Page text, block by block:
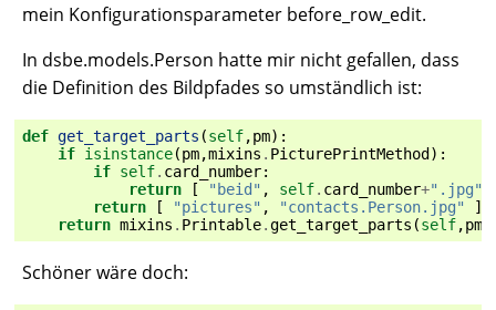
mein Konfigurationsparameter before_row_edit.
In dsbe.models.Person hatte mir nicht gefallen, dass
die Definition des Bildpfades so umständlich ist:
def get_target_parts (self,pm):
if isinstance(pm,mixins . PicturePrintMethod):
if self. card_number:
return
[ "beid" , self. card_number+".jpg"
return
[ "pictures" , "contacts.Person.jpg"
]
return mixins . Printable.get_target_parts (self,pm
Schöner wäre doch: